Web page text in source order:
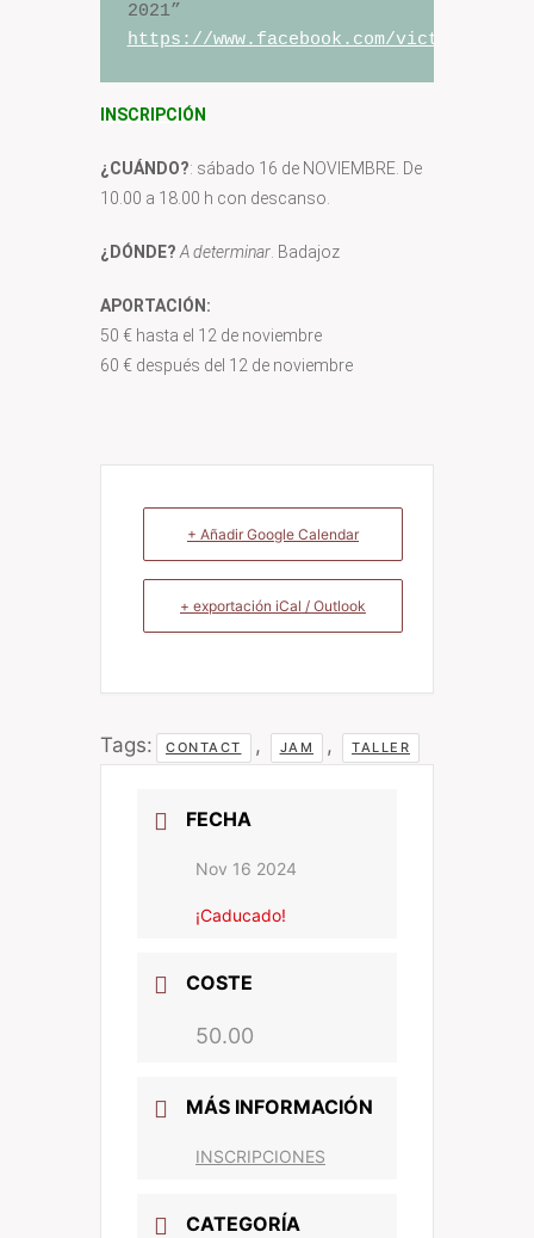
https://www.facebook.com/
INSCRIPCIÓN
¿CUÁNDO?: sábado 16 de NOVIEMBRE. De
10.00 a 18.00 h con descanso.
¿DÓNDE? A determinar . Badajoz
APORTACIÓN:
50 € hasta el 12 de noviembre
60 € después del 12 de noviembre
+ Añadir Google Calendar
+ exportación iCal / Outlook
Tags: CONTACT , JAM , TALLER
FECHA
Nov 16 2024
¡Caducado!
COSTE
50.00
MÁS INFORMACIÓN
INSCRIPCIONES
CATEGORÍA